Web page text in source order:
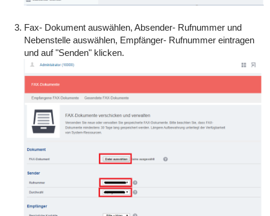
Fax- Dokument auswählen, Absender- Rufnummer und
Nebenstelle auswählen, Empfänger- Rufnummer eintragen
und auf "Senden" klicken.